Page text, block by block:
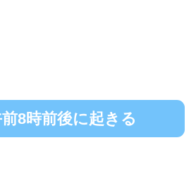
8時前後に起きる